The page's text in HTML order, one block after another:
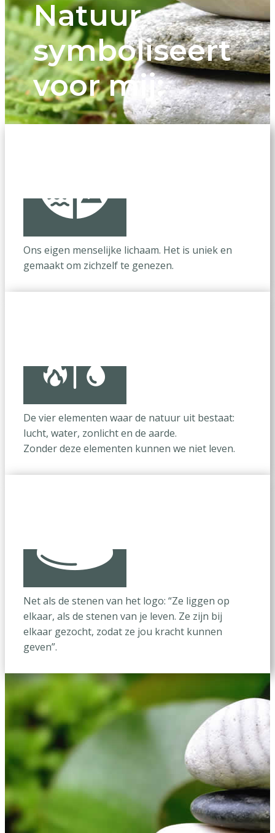
Natuur
symboliseert
voor mij:
Ons eigen menselijke lichaam. Het is uniek en
gemaakt om zichzelf te genezen.
De vier elementen waar de natuur uit bestaat:
lucht, water, zonlicht en de aarde.
Zonder deze elementen kunnen we niet leven.
Net als de stenen van het logo: “Ze liggen op
elkaar, als de stenen van je leven. Ze zijn bij
elkaar gezocht, zodat ze jou kracht kunnen
geven”.